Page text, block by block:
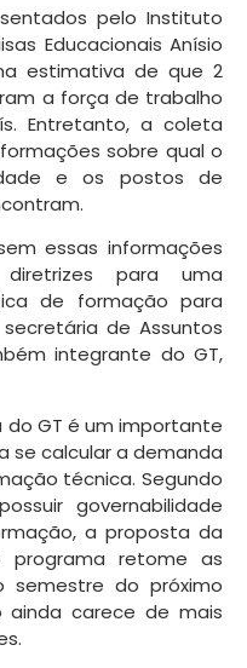
pelo Instituto
Educacionais Anísio
estimativa de que 2
a força de trabalho
Entretanto, a coleta
sobre qual o
e os postos de
essas informações
para uma
de formação para
de Assuntos
integrante do GT,
do GT é um importante
se calcular a demanda
técnica. Segundo
governabilidade
a proposta da
retome as
semestre do próximo
ainda carece de mais